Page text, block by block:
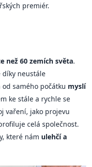
premiér.
než 60 zemích světa.
díky neustále
samého počátku myslí
ke stále a rychle se
vaření, jako projevu
celá společnost.
které nám ulehčí a